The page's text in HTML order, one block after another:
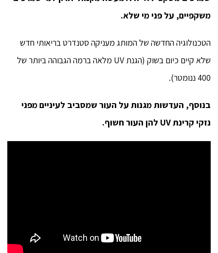
משקפיים, על פני מי שלא.
הטכנולוגיה החדשה של המותג מעניקה סטנדרט בריאותי חדש
שלא קיים כיום בשוק (הגנת UV מלאה ברמה הגבוהה ביותר של
400 ננומטר).
בנוסף, העדשות מגנות על העור שמסביב לעיניים מפני
נזקי קרינת UV להן העור חשוף.